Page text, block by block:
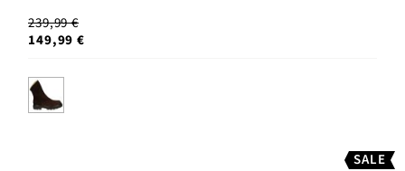
239,99 €
149,99 €
SALE